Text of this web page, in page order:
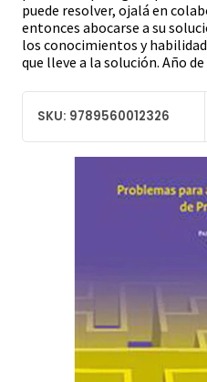
puede resolver, ojalá en
entonces abocarse a su
los conocimientos y
que lleve a la solución. Año
SKU: 9789560012326